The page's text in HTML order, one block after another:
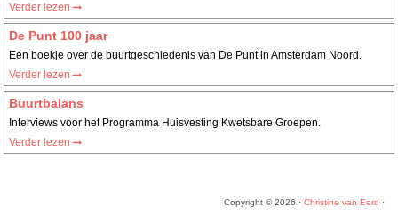
Verder lezen
De Punt 100 jaar
Een boekje over de buurtgeschiedenis van De Punt in Amsterdam Noord.
Verder lezen
Buurtbalans
Interviews voor het Programma Huisvesting Kwetsbare Groepen.
Verder lezen
Copyright © 2026 · Christine van Eerd ·